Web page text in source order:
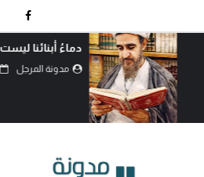
دماءُ أبنائنا ليست
مدونة المرجل أغسطس